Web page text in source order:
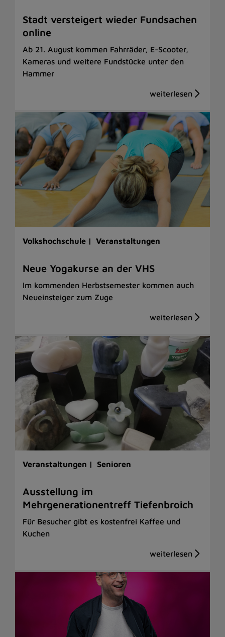
Stadt versteigert wieder Fundsachen
online
Ab 21. August kommen Fahrräder, E-Scooter,
Kameras und weitere Fundstücke unter den
Hammer
Volkshochschule | Veranstaltungen
Neue Yogakurse an der VHS
Im kommenden Herbstsemester kommen auch
Neueinsteiger zum Zuge
Veranstaltungen | Senioren
Ausstellung im
Mehrgenerationentreff Tiefenbroich
Für Besucher gibt es kostenfrei Kaffee und
Kuchen